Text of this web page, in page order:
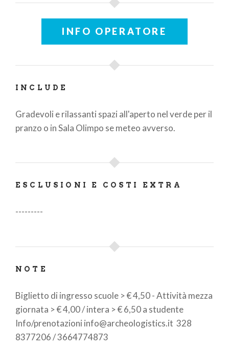
INFO OPERATORE
INCLUDE
Gradevoli e rilassanti spazi all'aperto nel verde per il
pranzo o in Sala Olimpo se meteo avverso.
ESCLUSIONI E COSTI EXTRA
---------
NOTE
Biglietto di ingresso scuole > € 4,50 - Attività mezza
giornata > € 4,00 / intera > € 6,50 a studente
Info/prenotazioni info@archeologistics.it 328
8377206 / 3664774873